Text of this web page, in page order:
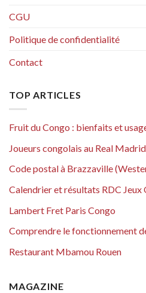
CGU
Politique de confidentialité
Contact
TOP ARTICLES
Fruit du Congo : bienfaits et
Joueurs congolais au Real Madrid
Code postal à Brazzaville
Calendrier et résultats RDC Jeux
Lambert Fret Paris Congo
Comprendre le fonctionnement
Restaurant Mbamou Rouen
MAGAZINE